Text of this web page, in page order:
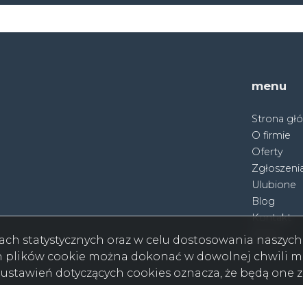
menu
Strona
O firmie
Oferty
Ulubione
Blog
Kontakt
statystycznych oraz w celu dostosowania
plików cookie można dokonać w dowolnej chwili
dotyczących cookies oznacza, że będą one